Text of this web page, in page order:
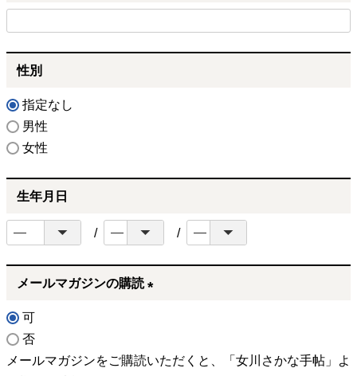
(
必
須
性別
指定なし
男性
女性
生年月日
メールマガジンの購読
須
可
否
メールマガジンをご購読いただくと、「女川さかな手帖」よ